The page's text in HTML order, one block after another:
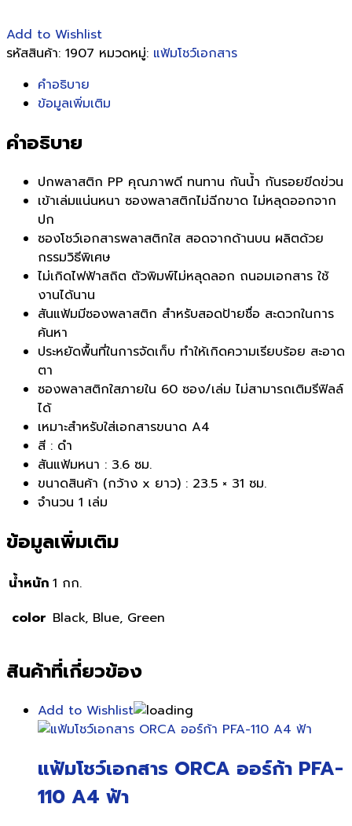
Add to Wishlist
รหัสสินค้า: 1907 หมวดหมู่: แฟ้มโชว์เอกสาร
คำอธิบาย
ข้อมูลเพิ่มเติม
คำอธิบาย
ปกพลาสติก PP คุณภาพดี ทนทาน กันน้ำ กันรอยขีดข่วน
เข้าเล่มแน่นหนา ซองพลาสติกไม่ฉีกขาด ไม่หลุดออกจาก
ปก
ซองโชว์เอกสารพลาสติกใส สอดจากด้านบน ผลิตด้วย
กรรมวิธีพิเศษ
ไม่เกิดไฟฟ้าสถิต ตัวพิมพ์ไม่หลุดลอก ถนอมเอกสาร ใช้
งานได้นาน
สันแฟ้มมีซองพลาสติก สำหรับสอดป้ายชื่อ สะดวกในการ
ค้นหา
ประหยัดพื้นที่ในการจัดเก็บ ทำให้เกิดความเรียบร้อย สะอาด
ตา
ซองพลาสติกใสภายใน 60 ซอง/เล่ม ไม่สามารถเติมรีฟิลล์
ได้
เหมาะสำหรับใส่เอกสารขนาด A4
สี : ดำ
สันแฟ้มหนา : 3.6 ซม.
ขนาดสินค้า (กว้าง x ยาว) : 23.5 × 31 ซม.
จำนวน 1 เล่ม
ข้อมูลเพิ่มเติม
น้ำหนัก 1 กก.
color Black, Blue, Green
สินค้าที่เกี่ยวข้อง
Add to Wishlist
แฟ้มโชว์เอกสาร ORCA ออร์ก้า PFA-
110 A4 ฟ้า